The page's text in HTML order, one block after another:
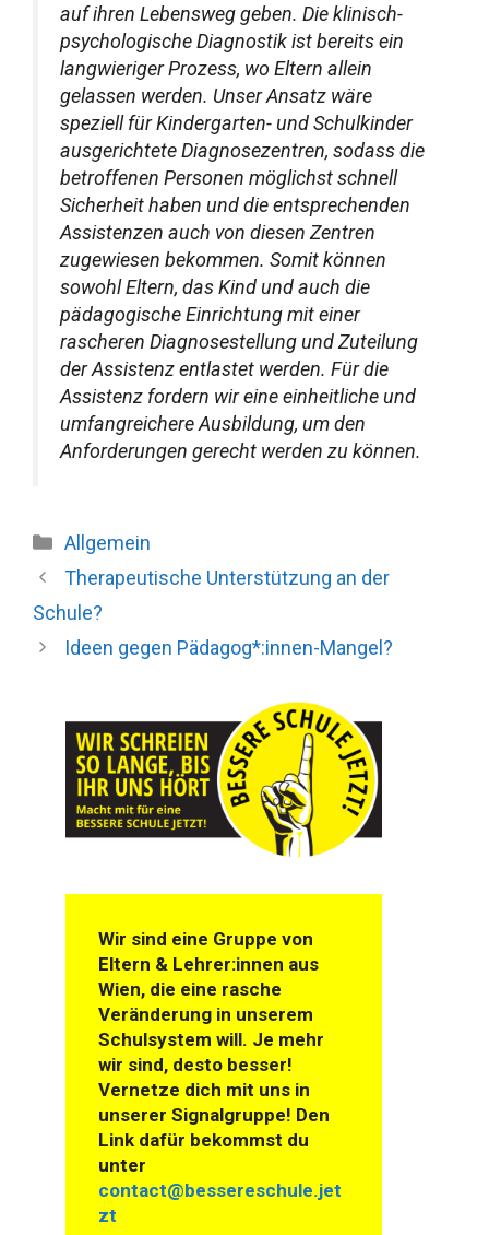
auf ihren Lebensweg geben. Die klinisch-
psychologische Diagnostik ist bereits ein
langwieriger Prozess, wo Eltern allein
gelassen werden. Unser Ansatz wäre
speziell für Kindergarten- und Schulkinder
ausgerichtete Diagnosezentren, sodass die
betroffenen Personen möglichst schnell
Sicherheit haben und die entsprechenden
Assistenzen auch von diesen Zentren
zugewiesen bekommen. Somit können
sowohl Eltern, das Kind und auch die
pädagogische Einrichtung mit einer
rascheren Diagnosestellung und Zuteilung
der Assistenz entlastet werden. Für die
Assistenz fordern wir eine einheitliche und
umfangreichere Ausbildung, um den
Anforderungen gerecht werden zu können.
Kategorien
Allgemein
Therapeutische Unterstützung an der
Schule?
Ideen gegen Pädagog*:innen-Mangel?
Wir sind eine Gruppe von
Eltern & Lehrer:innen aus
Wien, die eine rasche
Veränderung in unserem
Schulsystem will. Je mehr
wir sind, desto besser!
Vernetze dich mit uns in
unserer Signalgruppe! Den
Link dafür bekommst du
unter
contact@bessereschule.jet
zt